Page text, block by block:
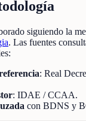
siguiendo la
. Las fuentes
: Real
: IDAE / CCAA.
con BDNS y